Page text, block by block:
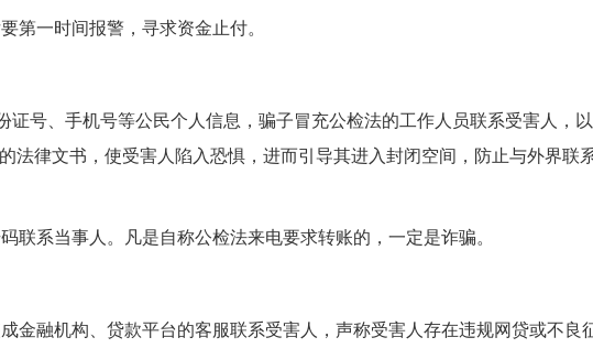
第一时间报警，寻求资金止付。
证号、手机号等公民个人信息，骗子冒充公检法的工作人员联系受害人，
法律文书，使受害人陷入恐惧，进而引导其进入封闭空间，防止与外界联
联系当事人。凡是自称公检法来电要求转账的，一定是诈骗。
金融机构、贷款平台的客服联系受害人，声称受害人存在违规网贷或不良